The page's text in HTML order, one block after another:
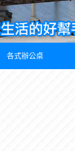
各式辦公桌